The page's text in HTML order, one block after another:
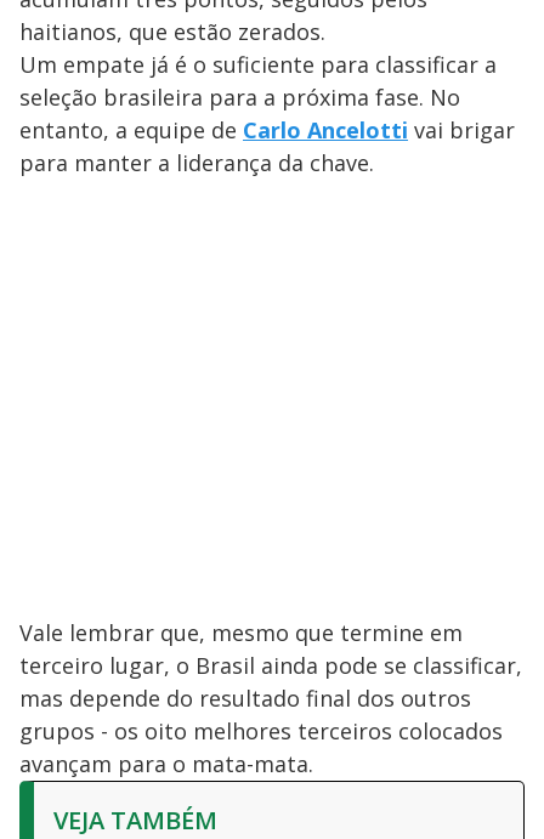
haitianos, que estão zerados.
Um empate já é o suficiente para classificar a
seleção brasileira para a próxima fase. No
entanto, a equipe de Carlo Ancelotti vai brigar
para manter a liderança da chave.
Vale lembrar que, mesmo que termine em
terceiro lugar, o Brasil ainda pode se classificar,
mas depende do resultado final dos outros
grupos - os oito melhores terceiros colocados
avançam para o mata-mata.
VEJA TAMBÉM